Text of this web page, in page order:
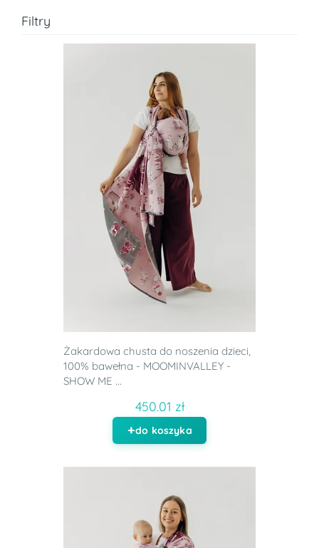
Filtry
Żakardowa chusta do noszenia dzieci,
100% bawełna - MOOMINVALLEY -
SHOW ME ...
450.01 zł
do koszyka